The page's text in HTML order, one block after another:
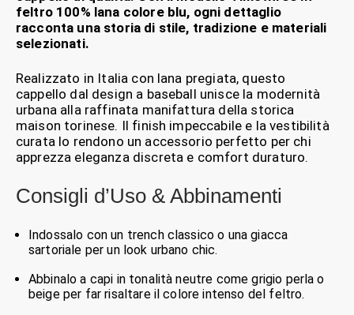
feltro 100% lana colore blu, ogni dettaglio
racconta una storia di stile, tradizione e materiali
selezionati.
Realizzato in Italia con lana pregiata, questo
cappello dal design a baseball unisce la modernità
urbana alla raffinata manifattura della storica
maison torinese. Il finish impeccabile e la vestibilità
curata lo rendono un accessorio perfetto per chi
apprezza eleganza discreta e comfort duraturo.
Consigli d’Uso & Abbinamenti
Indossalo con un trench classico o una giacca
sartoriale per un look urbano chic.
Abbinalo a capi in tonalità neutre come grigio perla o
beige per far risaltare il colore intenso del feltro.